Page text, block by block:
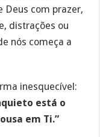
Deus com prazer,
distrações ou
nós começa a
inesquecível:
está o
em Ti.”